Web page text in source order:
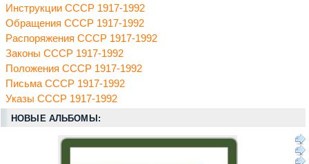
Инструкции СССР 1917-1992
Обращения СССР 1917-1992
Распоряжения СССР 1917-1992
Законы СССР 1917-1992
Положения СССР 1917-1992
Письма СССР 1917-1992
Указы СССР 1917-1992
НОВЫЕ АЛЬБОМЫ: